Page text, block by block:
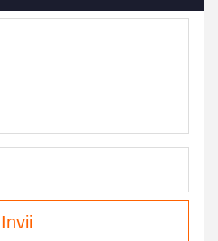
Invii